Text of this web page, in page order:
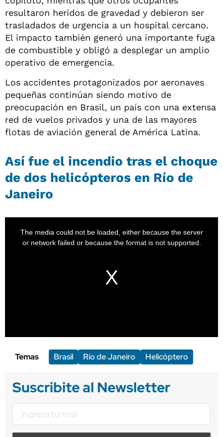
resultaron heridos de gravedad y debieron ser
trasladados de urgencia a un hospital cercano.
El impacto también generó una importante fuga
de combustible y obligó a desplegar un amplio
operativo de emergencia.
Los accidentes protagonizados por aeronaves
pequeñas continúan siendo motivo de
preocupación en Brasil, un país con una extensa
red de vuelos privados y una de las mayores
flotas de aviación general de América Latina.
Así fue el incendio tras el choque
de dos helicópteros en Río de
Janeiro
Temas Brasil Río de Janeiro Helicóptero
Suscribite al Newsletter